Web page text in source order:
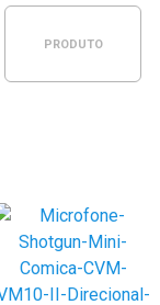
PRODUTO